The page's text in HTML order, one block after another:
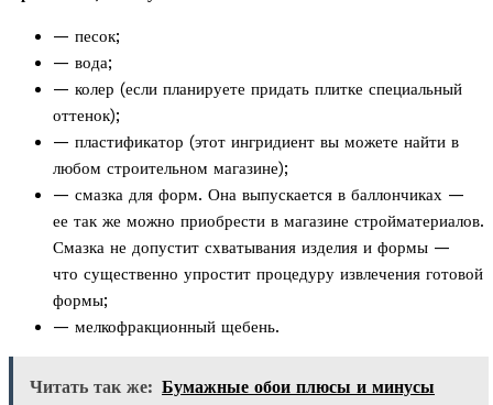
— песок;
— вода;
— колер (если планируете придать плитке специальный
оттенок);
— пластификатор (этот ингридиент вы можете найти в
любом строительном магазине);
— смазка для форм. Она выпускается в баллончиках —
ее так же можно приобрести в магазине стройматериалов.
Смазка не допустит схватывания изделия и формы —
что существенно упростит процедуру извлечения готовой
формы;
— мелкофракционный щебень.
Читать так же: Бумажные обои плюсы и минусы